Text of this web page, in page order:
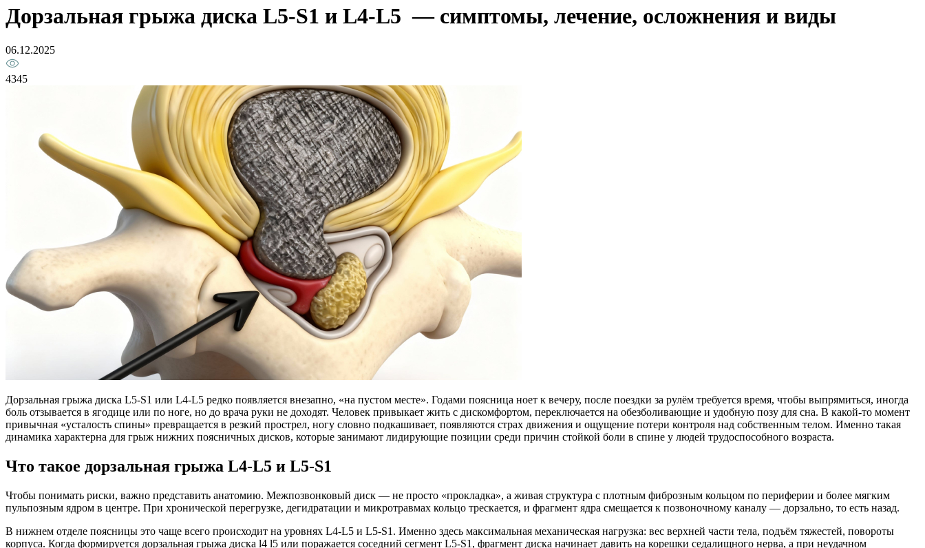
Дорзальная грыжа диска L5-S1 и L4-L5 — симптомы, лечение, осложнения и виды
06.12.2025
4345
Дорзальная грыжа диска L5-S1 или L4-L5 редко появляется внезапно, «на пустом месте». Годами поясница ноет к вечеру, после поездки за рулём требуется время, чтобы выпрямиться, иногда
боль отзывается в ягодице или по ноге, но до врача руки не доходят. Человек привыкает жить с дискомфортом, переключается на обезболивающие и удобную позу для сна. В какой-то момент
привычная «усталость спины» превращается в резкий прострел, ногу словно подкашивает, появляются страх движения и ощущение потери контроля над собственным телом. Именно такая
динамика характерна для грыж нижних поясничных дисков, которые занимают лидирующие позиции среди причин стойкой боли в спине у людей трудоспособного возраста.
Что такое дорзальная грыжа L4-L5 и L5-S1
Чтобы понимать риски, важно представить анатомию. Межпозвонковый диск — не просто «прокладка», а живая структура с плотным фиброзным кольцом по периферии и более мягким
пульпозным ядром в центре. При хронической перегрузке, дегидратации и микротравмах кольцо трескается, и фрагмент ядра смещается к позвоночному каналу — дорзально, то есть назад.
В нижнем отделе поясницы это чаще всего происходит на уровнях L4-L5 и L5-S1. Именно здесь максимальная механическая нагрузка: вес верхней части тела, подъём тяжестей, повороты
корпуса. Когда формируется дорзальная грыжа диска l4 l5 или поражается соседний сегмент L5-S1, фрагмент диска начинает давить на корешки седалищного нерва, а при неудачном